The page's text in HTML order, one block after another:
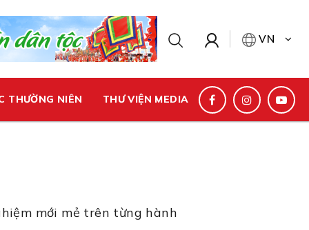
VN
THƯỜNG NIÊN THƯ VIỆN MEDIA
mới mẻ trên từng hành